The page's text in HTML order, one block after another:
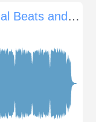
UNIVERSFIELD - Motivational Beats and Melodies